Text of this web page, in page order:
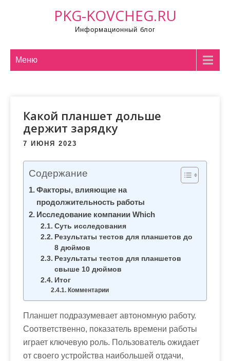
PKG-KOVCHEG.RU
Информационный блог
Меню
Какой планшет дольше
держит зарядку
7 ИЮНЯ 2023
Содержание
Факторы, влияющие на
продолжительность работы
Исследование компании Which
Суть исследования
Результаты тестов для планшетов до
8 дюймов
Результаты тестов для планшетов
свыше 10 дюймов
Итог
Комментарии
Планшет подразумевает автономную работу.
Соответственно, показатель времени работы
играет ключевую роль. Пользователь ожидает
от своего устройства наибольшей отдачи,